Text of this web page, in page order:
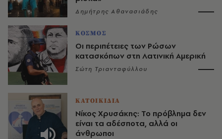
Δημήτρης Αθανασιάδης
ΚΟΣΜΟΣ
Οι περιπέτειες των Ρώσων
κατασκόπων στη Λατινική Αμερική
Σώτη Τριανταφύλλου
ΚΑΤΟΙΚΙΔΙΑ
Νίκος Χρυσάκης: Το πρόβλημα δεν
είναι τα αδέσποτα, αλλά οι
άνθρωποι